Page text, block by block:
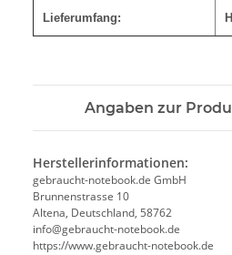
Lieferumfang:
Angaben zur
Herstellerinformationen:
gebraucht-notebook.de GmbH
Brunnenstrasse 10
Altena, Deutschland, 58762
info@gebraucht-notebook.de
https://www.gebraucht-notebook.de